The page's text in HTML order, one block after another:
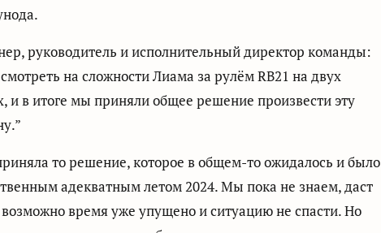
руководитель и исполнительный директор команды:
на сложности Лиама за рулём RB21 на двух
и в итоге мы приняли общее решение произвести эту
то решение, которое в общем-то ожидалось и было
адекватным летом 2024. Мы пока не знаем, даст
возможно время уже упущено и ситуацию не спасти. Но